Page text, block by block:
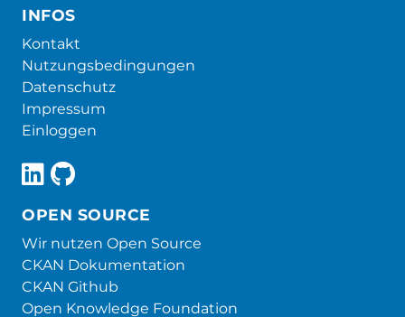
INFOS
Kontakt
Nutzungsbedingungen
Datenschutz
Impressum
Einloggen
OPEN SOURCE
Wir nutzen Open Source
CKAN Dokumentation
CKAN Github
Open Knowledge Foundation